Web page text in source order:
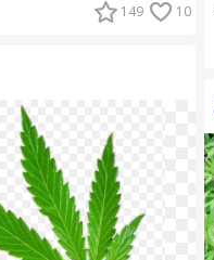
149 10